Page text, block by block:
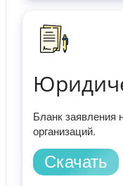
Бланк заявления
организаций.
Скачать